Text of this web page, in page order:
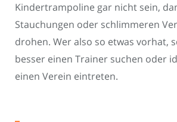
Kindertrampoline gar nicht sein,
Stauchungen oder schlimmeren
drohen. Wer also so etwas vorhat,
besser einen Trainer suchen oder
einen Verein eintreten.